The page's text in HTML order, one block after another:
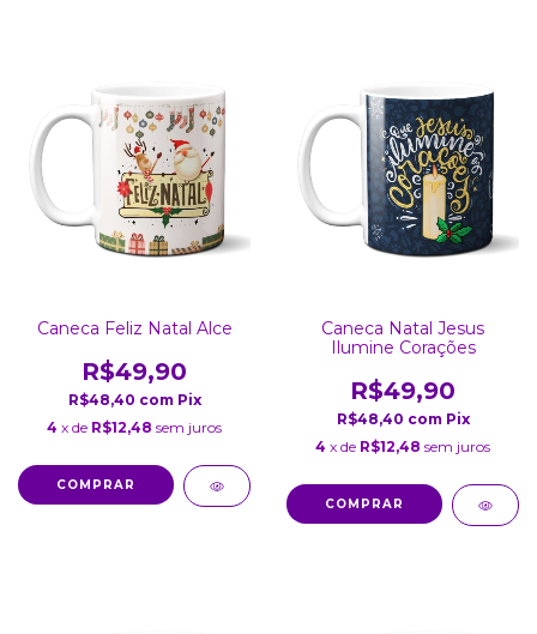
Caneca Feliz Natal Alce
R$49,90
R$48,40 com Pix
4 x de R$12,48 sem juros
COMPRAR
Caneca Natal Jesus
Ilumine Corações
R$49,90
R$48,40 com Pix
4 x de R$12,48 sem juros
COMPRAR